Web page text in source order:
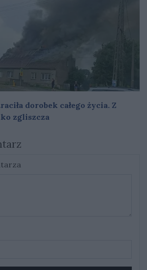
dorobek całego życia. Z
zgliszcza